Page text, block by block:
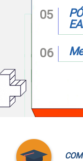
de
Portal
Biblioteca
Guairacard
Portal
Empregabilidade
Mais
Opções
05
06